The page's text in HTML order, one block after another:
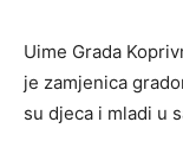
Uime Grada
je zamjenica
su djeca i mladi u